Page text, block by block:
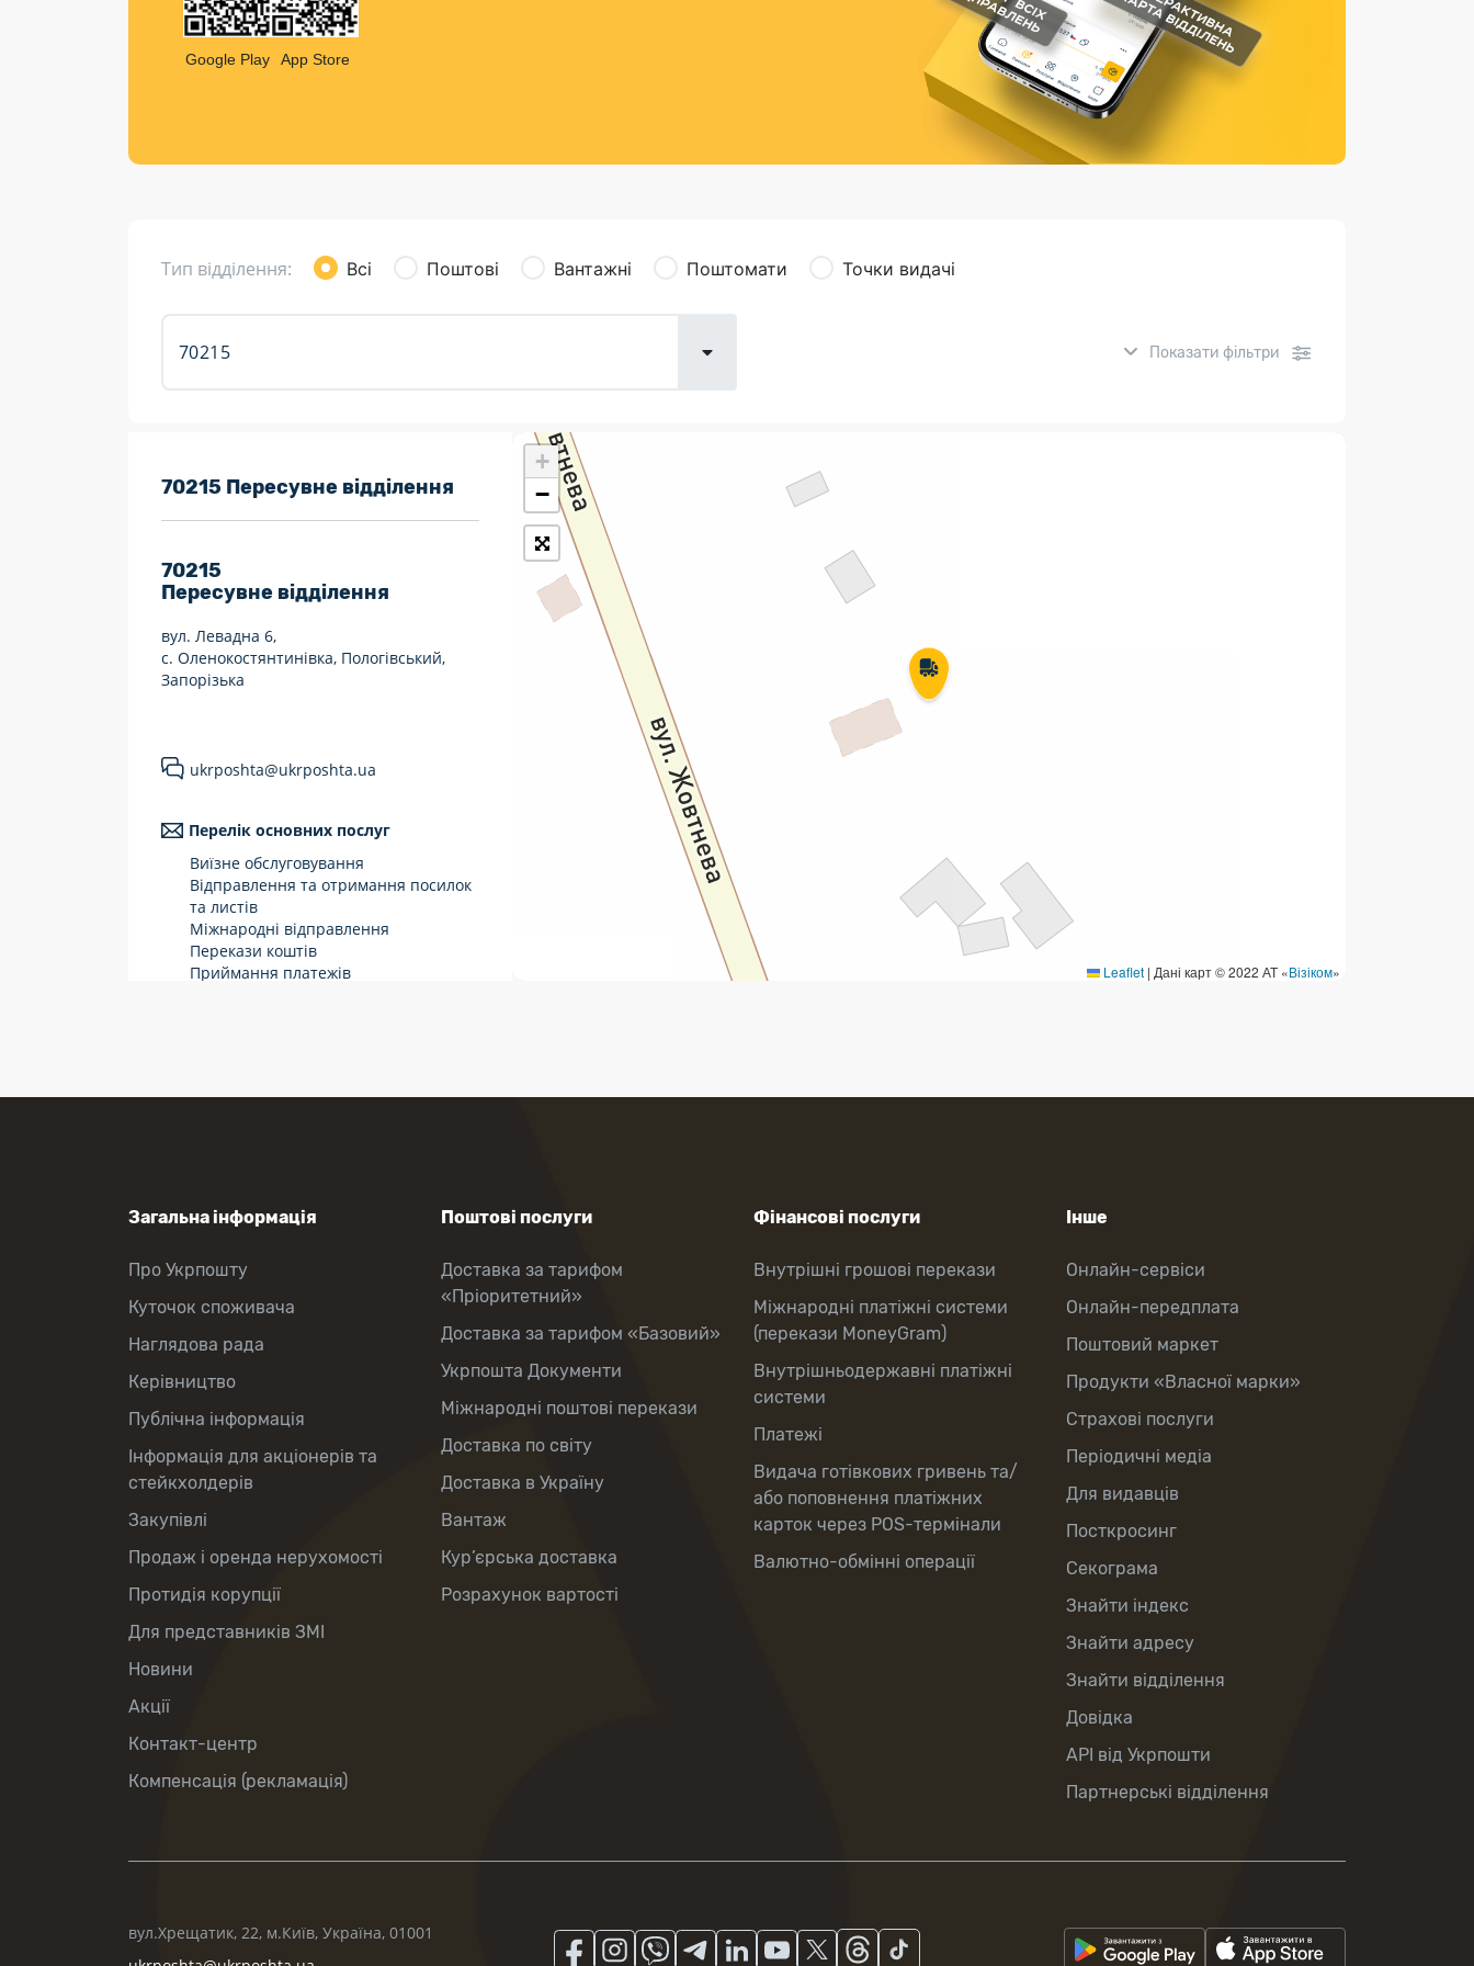
Листи та листівки
Кур’єрська доставка
Страхові послуги
Каталог «Укрпошта Маркет»
Google Play App Store
Тип відділення: Всі Поштові Вантажні Поштомати Точки видачі
Показати фільтри
7 днів на тиждень
Працюють після 19:00
Працюють у вихідні
Поштові послуги:
Укрпошта Експрес/тариф
«Пріоритетний»
Укрпошта Стандарт/тариф «Базовий»
Доставка за межі України
Прийом вантажів
70215 Пересувне відділення
70215
Пересувне відділення
вул. Левадна 6,
с. Оленокостянтинівка, Пологівський,
Запорізька
ukrposhta@ukrposhta.ua
Перелік основних послуг
Виїзне обслуговування
Відправлення та отримання посилок
та листів
Міжнародні відправлення
Перекази коштів
Приймання платежів
+
−
Leaflet | Дані карт © 2022 АТ «Візіком»
Загальна інформація
Про Укрпошту
Куточок споживача
Наглядова рада
Керівництво
Публічна інформація
Інформація для акціонерів та
стейкхолдерів
Закупівлі
Продаж і оренда нерухомості
Протидія корупції
Для представників ЗМІ
Новини
Акції
Контакт-центр
Компенсація (рекламація)
Поштові послуги
Доставка за тарифом
«Пріоритетний»
Доставка за тарифом «Базовий»
Укрпошта Документи
Міжнародні поштові перекази
Доставка по світу
Доставка в Україну
Вантаж
Кур’єрська доставка
Розрахунок вартості
Фінансові послуги
Внутрішні грошові перекази
Міжнародні платіжні системи
(перекази MoneyGram)
Внутрішньодержавні платіжні
системи
Платежі
Видача готівкових гривень та/
або поповнення платіжних
карток через POS-термінали
Валютно-обмінні операції
Інше
Онлайн-сервіси
Онлайн-передплата
Поштовий маркет
Продукти «Власної марки»
Страхові послуги
Періодичні медіа
Для видавців
Посткросинг
Секограма
Знайти індекс
Знайти адресу
Знайти відділення
Довідка
API від Укрпошти
Партнерські відділення
вул.Хрещатик, 22, м.Київ, Україна, 01001